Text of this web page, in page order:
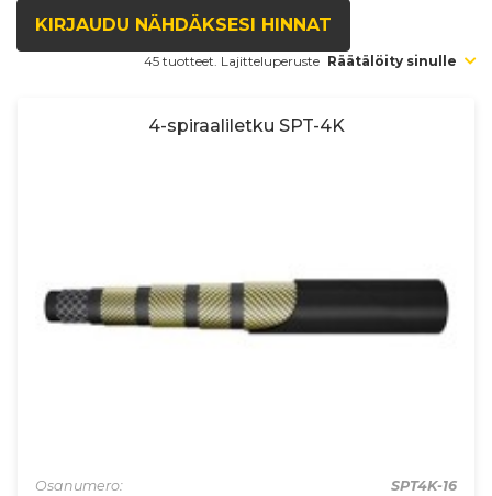
KIRJAUDU NÄHDÄKSESI HINNAT
45 tuotteet. Lajitteluperuste Räätälöity sinulle
4-spiraaliletku SPT-4K
Osanumero:
SPT4K-16